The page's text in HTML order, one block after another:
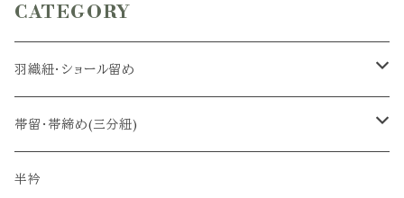
CATEGORY
羽織紐・ショール留め
羽織紐
ショール留め
帯留・帯締め(三分紐)
帯留
半衿